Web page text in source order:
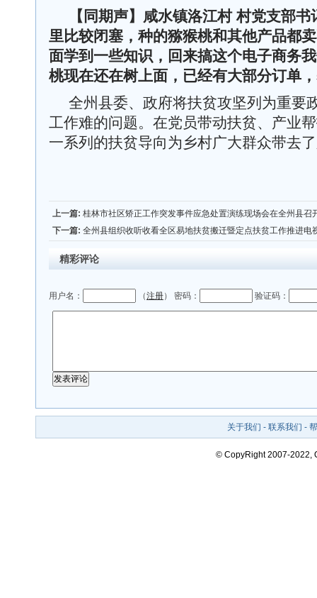
【同期声】 咸水镇洛江村 村党支部书
里比较闭塞，种的猕猴桃和其他产品都
面学到一些知识，回来搞这个电子商务
桃现在还在树上面，已经有大部分订单
全州县委、政府将扶贫攻坚列为重要
工作难的问题。在党员带动扶贫、产业
一系列的扶贫导向为乡村广大群众带去
上一篇: 桂林市社区矫正工作突发事件应急处置演练现场会在全州县召
下一篇: 全州县组织收听收看全区易地扶贫搬迁暨定点扶贫工作推进电
精彩评论
用户名： （注册） 密码： 验证码：
关于我们 - 联系我们 -
© CopyRight 2007-2022,